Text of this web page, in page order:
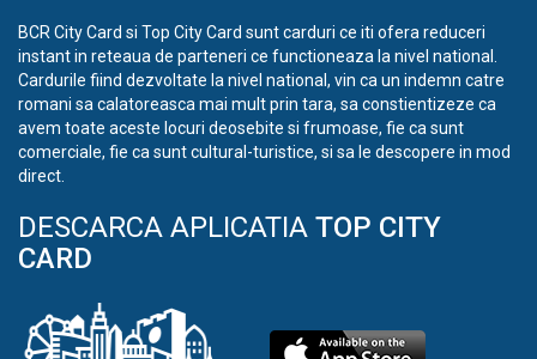
BCR City Card si Top City Card sunt carduri ce iti ofera reduceri
instant in reteaua de parteneri ce functioneaza la nivel national.
Cardurile fiind dezvoltate la nivel national, vin ca un indemn catre
romani sa calatoreasca mai mult prin tara, sa constientizeze ca
avem toate aceste locuri deosebite si frumoase, fie ca sunt
comerciale, fie ca sunt cultural-turistice, si sa le descopere in mod
direct.
DESCARCA APLICATIA TOP CITY
CARD